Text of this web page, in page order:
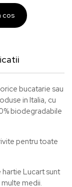
cos
bucatarie sau
in Italia, cu
biodegradabile
pentru toate
Lucart sunt
medii.